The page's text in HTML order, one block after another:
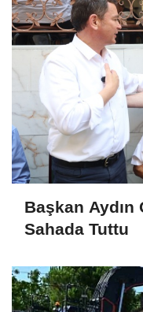
Başkan Aydın
Sahada Tuttu